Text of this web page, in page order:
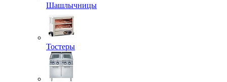
Шашлычницы
Тостеры